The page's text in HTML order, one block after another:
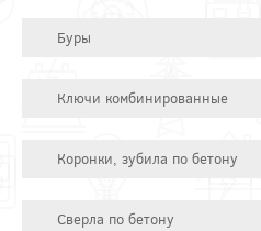
Буры
Ключи комбинированные
Коронки, зубила по бетону
Сверла по бетону